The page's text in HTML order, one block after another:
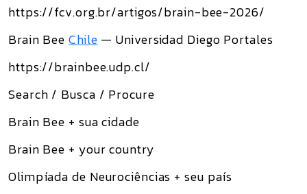
https://fcv.org.br/artigos/brain-bee-2026/
Brain BeeChile — Universidad Diego Portales
https://brainbee.udp.cl/
Search / Busca / Procure
Brain Bee + sua cidade
Brain Bee + your country
Olimpíada de Neurociências + seu país